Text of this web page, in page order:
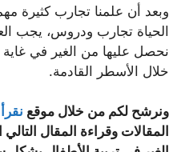
وبعد أن علمنا تجارب كثيرة
الحياة تجارب ودروس، يجب
نحصل عليها من الغير في غاية
خلال الأسطر القادمة.
ونرشح لكم من خلال موقع نقرأ
المقالات وقراءة المقال